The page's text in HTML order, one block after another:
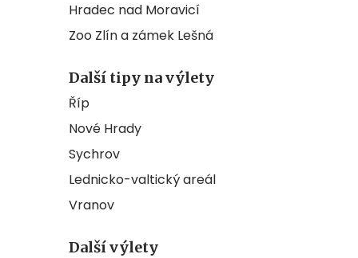
Hradec nad Moravicí
Zoo Zlín a zámek Lešná
Další tipy na výlety
Říp
Nové Hrady
Sychrov
Lednicko-valtický areál
Vranov
Další výlety